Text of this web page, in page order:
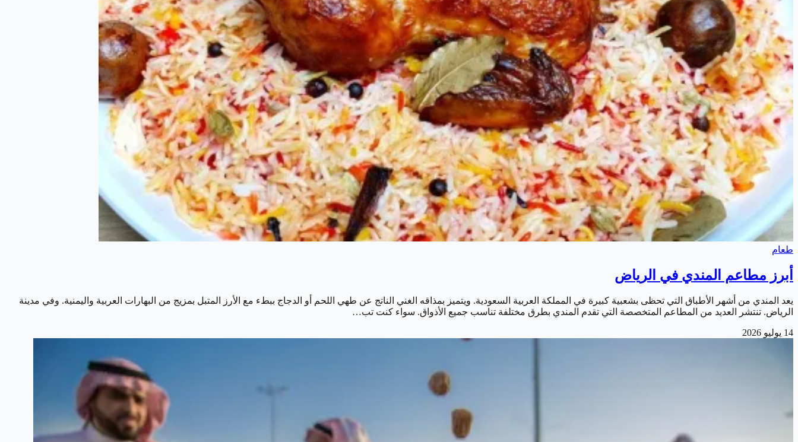
طعام
أبرز مطاعم المندي في الرياض
يعد المندي من أشهر الأطباق التي تحظى بشعبية كبيرة في المملكة العربية السعودية. ويتميز بمذاقه الغني الناتج عن طهي اللحم أو الدجاج ببطء مع الأرز المتبل بمزيج من البهارات العربية واليمنية. وفي مدينة
الرياض. تنتشر العديد من المطاعم المتخصصة التي تقدم المندي بطرق مختلفة تناسب جميع الأذواق. سواء كنت تب…
14 يوليو 2026